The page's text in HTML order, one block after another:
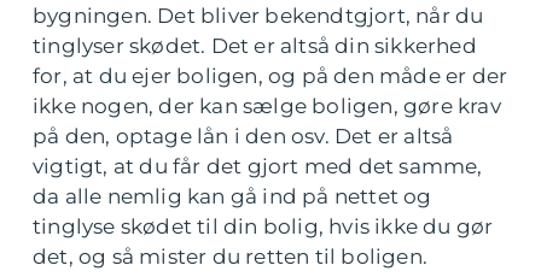
bygningen. Det bliver bekendtgjort, når du
tinglyser skødet. Det er altså din sikkerhed
for, at du ejer boligen, og på den måde er der
ikke nogen, der kan sælge boligen, gøre krav
på den, optage lån i den osv. Det er altså
vigtigt, at du får det gjort med det samme,
da alle nemlig kan gå ind på nettet og
tinglyse skødet til din bolig, hvis ikke du gør
det, og så mister du retten til boligen.